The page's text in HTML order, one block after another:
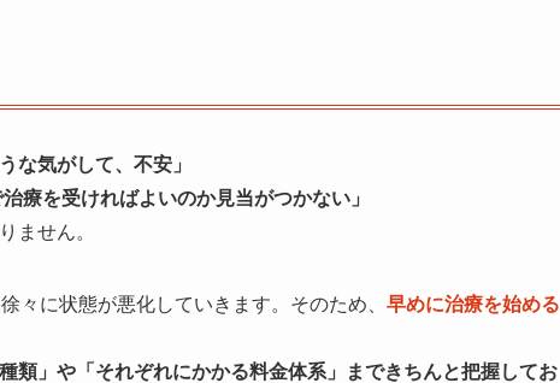
な気がして、不安」
療を受ければよいのか見当がつかない」
ません。
々に状態が悪化していきます。そのため、 早めに治療を始める
種類」や「それぞれにかかる料金体系」まできちんと把握してお